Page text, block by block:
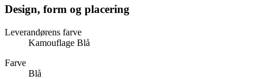
Design, form og placering
Leverandørens farve
Kamouflage Blå
Farve
Blå